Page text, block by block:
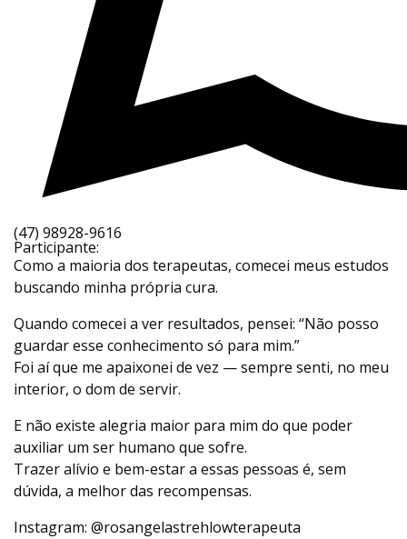
(47) 98928-9616
Participante:
Como a maioria dos terapeutas, comecei meus estudos
buscando minha própria cura.
Quando comecei a ver resultados, pensei: “Não posso
guardar esse conhecimento só para mim.”
Foi aí que me apaixonei de vez — sempre senti, no meu
interior, o dom de servir.
E não existe alegria maior para mim do que poder
auxiliar um ser humano que sofre.
Trazer alívio e bem-estar a essas pessoas é, sem
dúvida, a melhor das recompensas.
Instagram: @rosangelastrehlowterapeuta